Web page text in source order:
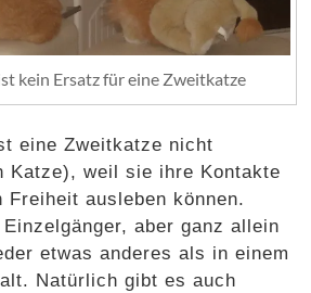
kein Ersatz für eine Zweitkatze
eine Zweitkatze nicht
Katze), weil sie ihre Kontakte
Freiheit ausleben können.
aber ganz allein
etwas anderes als in einem
Natürlich gibt es auch